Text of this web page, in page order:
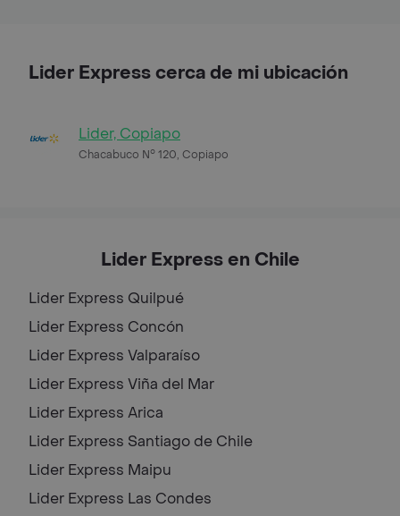
Lider Express cerca de mi ubicación
Lider, Copiapo
Chacabuco N° 120, Copiapo
Lider Express en Chile
Lider Express Quilpué
Lider Express Concón
Lider Express Valparaíso
Lider Express Viña del Mar
Lider Express Arica
Lider Express Santiago de Chile
Lider Express Maipu
Lider Express Las Condes